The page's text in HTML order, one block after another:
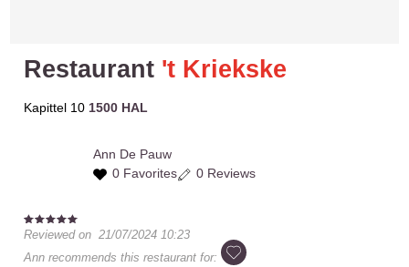
Restaurant 't Kriekske
Kapittel 101500 HAL
Ann De Pauw
0 Favorites
0 Reviews
Reviewed on21/07/2024 10:23
Ann recommends this restaurant for: